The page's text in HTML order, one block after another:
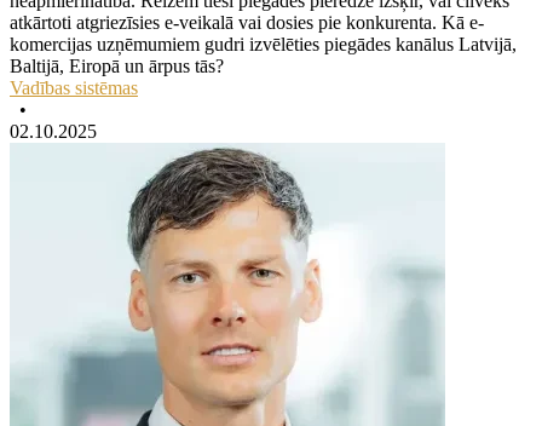
atkārtoti atgriezīsies e-veikalā vai dosies pie konkurenta. Kā e-
komercijas uzņēmumiem gudri izvēlēties piegādes kanālus Latvijā,
Baltijā, Eiropā un ārpus tās?
Vadības sistēmas
•
02.10.2025